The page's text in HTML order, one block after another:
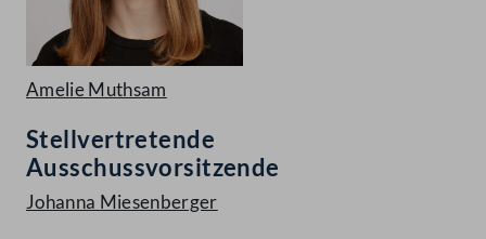
Amelie Muthsam
Stellvertretende
Ausschussvorsitzende
Johanna Miesenberger